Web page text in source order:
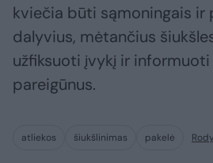
kviečia būti sąmoningais ir
dalyvius, mėtančius
užfiksuoti įvykį ir
pareigūnus.
atliekos šiukšlinimas pakelė